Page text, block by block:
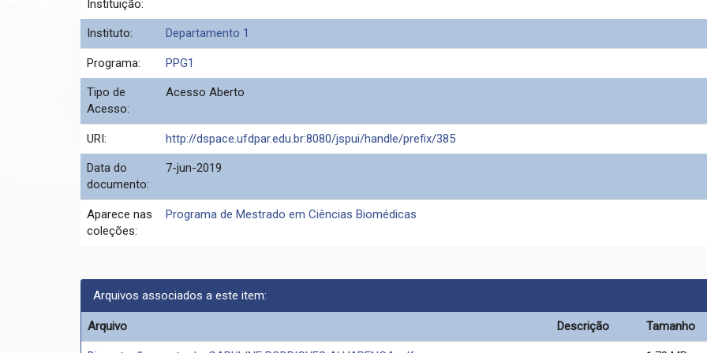
Instituição:
Instituto: Departamento 1
Programa: PPG1
Tipo de
Acesso:
Acesso Aberto
URI: http://dspace.ufdpar.edu.br:8080/jspui/handle/prefix/385
Data do
documento:
7-jun-2019
Aparece nas
coleções:
Programa de Mestrado em Ciências Biomédicas
Arquivos associados a este item:
Arquivo Descrição Tamanho